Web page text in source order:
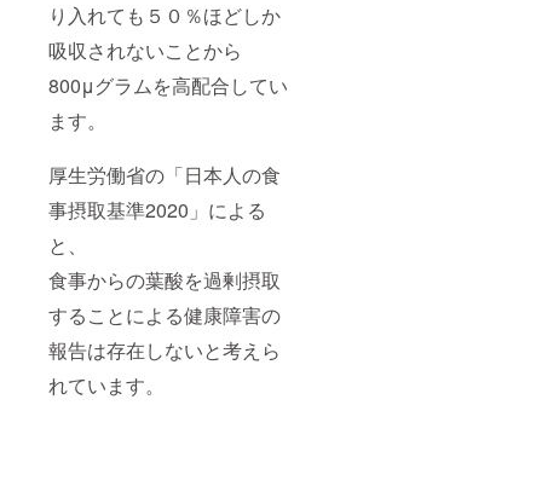
り入れても５０％ほどしか
吸収されないことから
800μグラムを高配合してい
ます。
厚生労働省の「日本人の食
事摂取基準2020」による
と、
食事からの葉酸を過剰摂取
することによる健康障害の
報告は存在しないと考えら
れています。